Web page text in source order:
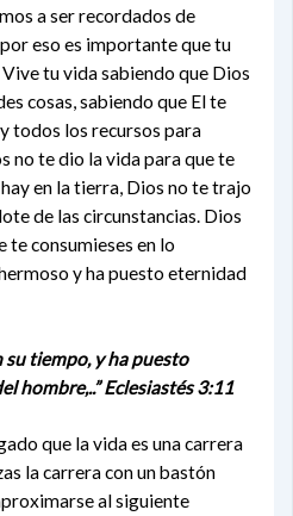
a ser recordados de
eso es importante que tu
tu vida sabiendo que Dios
cosas, sabiendo que El te
todos los recursos para
no te dio la vida para que te
en la tierra, Dios no te trajo
de las circunstancias. Dios
consumieses en lo
y ha puesto eternidad
su tiempo, y ha puesto
hombre,..” Eclesiastés 3:11
que la vida es una carrera
la carrera con un bastón
al siguiente